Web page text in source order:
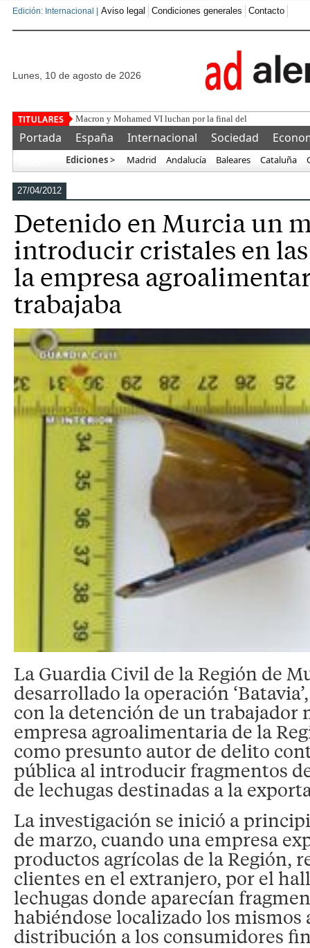
Edición: Internacional | Aviso legal Condiciones generales Contacto
lunes, 10 de agosto de 2026
Macron y Mohamed VI luchan por la final del Mundial 2030
Portada España Internacional Sociedad
Ediciones > Madrid Andalucía Baleares Cataluña
27/04/2012
Detenido en Murcia un
introducir cristales en
la empresa
trabajaba
La Guardia Civil de la Región de
desarrollado la operación
con la detención de un trabajador
empresa agroalimentaria de la
como presunto autor de delito
pública al introducir fragmentos
de lechugas destinadas a la
La investigación se inició a
de marzo, cuando una empresa
productos agrícolas de la Región,
clientes en el extranjero, por el
lechugas donde aparecían
habiéndose localizado los mismos
distribución a los consumidores